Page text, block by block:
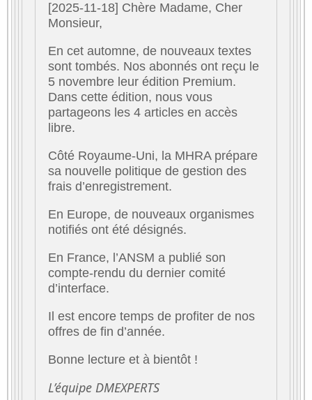
[2025-11-18] Chère Madame, Cher
Monsieur,
En cet automne, de nouveaux textes
sont tombés. Nos abonnés ont reçu le
5 novembre leur édition Premium.
Dans cette édition, nous vous
partageons les 4 articles en accès
libre.
Côté Royaume-Uni, la MHRA prépare
sa nouvelle politique de gestion des
frais d’enregistrement.
En Europe, de nouveaux organismes
notifiés ont été désignés.
En France, l’ANSM a publié son
compte-rendu du dernier comité
d’interface.
Il est encore temps de profiter de nos
offres de fin d’année.
Bonne lecture et à bientôt !
L’équipe DMEXPERTS